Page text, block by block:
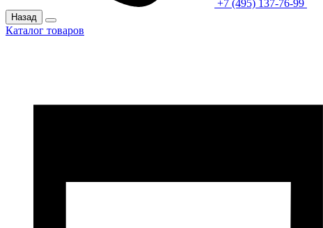
+7 (495) 137-76-99
Назад
Каталог товаров